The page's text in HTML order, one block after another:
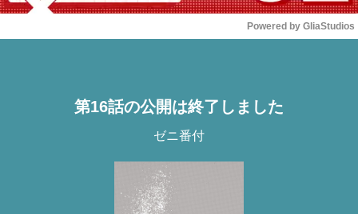
Powered by GliaStudios
第16話の公開は終了しました
ゼニ番付